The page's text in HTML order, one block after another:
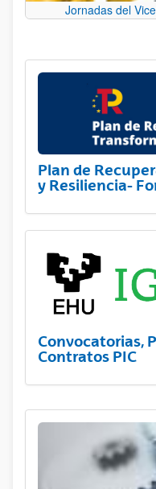
Jornadas del
Plan de
y Resiliencia-
Convocatorias,
Contratos PIC